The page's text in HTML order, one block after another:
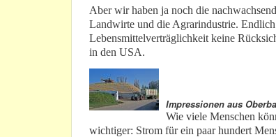
Aber wir haben ja noch die
Landwirte und die Agrarindustrie.
Lebensmittelverträglichkeit keine
in den USA.
Impressionen aus
Wie viele Menschen
wichtiger: Strom für ein paar hundert